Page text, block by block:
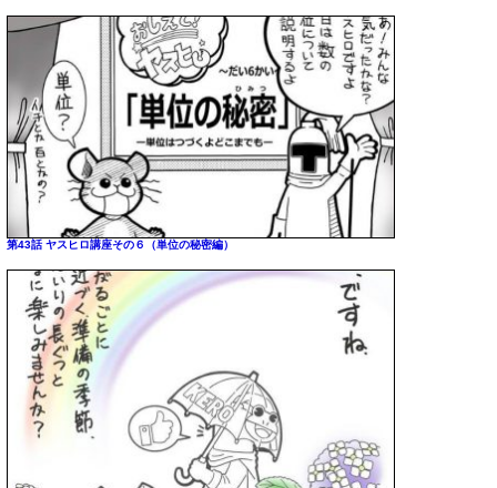
第43話 ヤスヒロ講座その６（単位の秘密編）